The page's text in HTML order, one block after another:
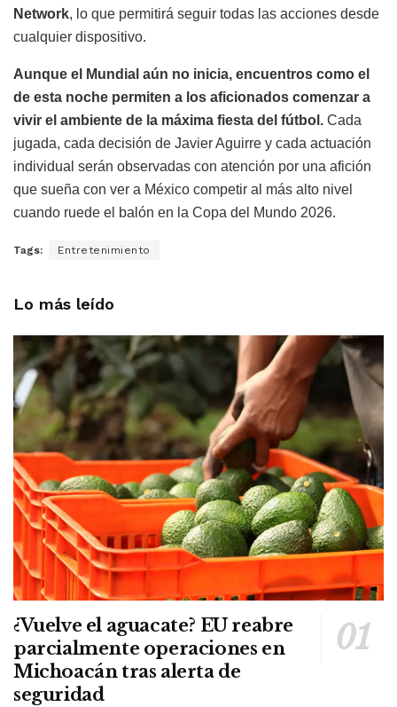
Network, lo que permitirá seguir todas las acciones desde
cualquier dispositivo.
Aunque el Mundial aún no inicia, encuentros como el
de esta noche permiten a los aficionados comenzar a
vivir el ambiente de la máxima fiesta del fútbol. Cada
jugada, cada decisión de Javier Aguirre y cada actuación
individual serán observadas con atención por una afición
que sueña con ver a México competir al más alto nivel
cuando ruede el balón en la Copa del Mundo 2026.
Tags: Entretenimiento
Lo más leído
¿Vuelve el aguacate? EU reabre
parcialmente operaciones en
Michoacán tras alerta de
seguridad